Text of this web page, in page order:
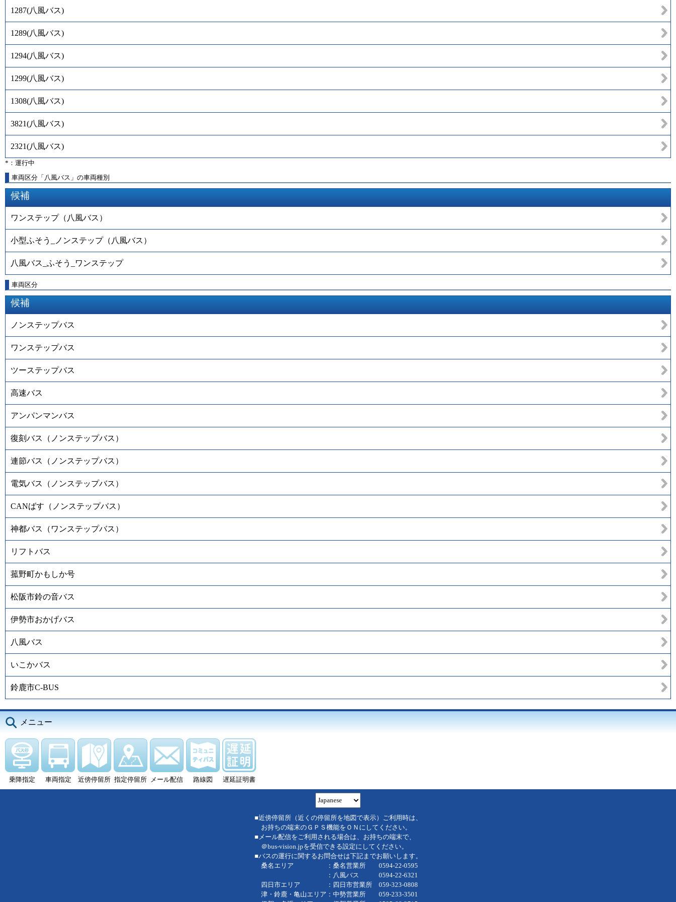
1287(八風バス)
1289(八風バス)
1294(八風バス)
1299(八風バス)
1308(八風バス)
3821(八風バス)
2321(八風バス)
*：運行中
車両区分「八風バス」の車両種別
候補
ワンステップ（八風バス）
小型ふそう_ノンステップ（八風バス）
八風バス_ふそう_ワンステップ
車両区分
候補
ノンステップバス
ワンステップバス
ツーステップバス
高速バス
アンパンマンバス
復刻バス（ノンステップバス）
連節バス（ノンステップバス）
電気バス（ノンステップバス）
CANばす（ノンステップバス）
神都バス（ワンステップバス）
リフトバス
菰野町かもしか号
松阪市鈴の音バス
伊勢市おかげバス
八風バス
いこかバス
鈴鹿市C-BUS
メニュー
乗降指定 車両指定 近傍停留所 指定停留所 メール配信 路線図 遅延証明書
■近傍停留所（近くの停留所を地図で表示）ご利用時は、
お持ちの端末のＧＰＳ機能をＯＮにしてください。
■メール配信をご利用される場合は、お持ちの端末で、
＠bus-vision.jpを受信できる設定にしてください。
■バスの運行に関するお問合せは下記までお願いします。
桑名エリア ：桑名営業所 0594-22-0595
：八風バス 0594-22-6321
四日市エリア ：四日市営業所 059-323-0808
津・鈴鹿・亀山エリア：中勢営業所 059-233-3501